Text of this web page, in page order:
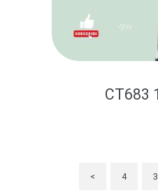
3
4
>